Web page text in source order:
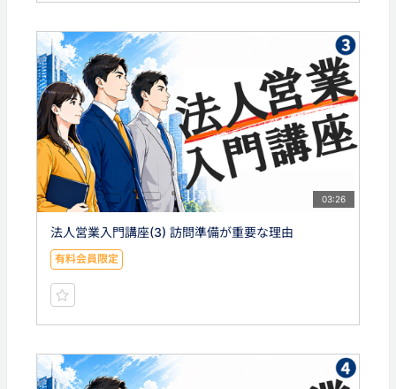
03:26
法人営業入門講座(3) 訪問準備が重要な理由
有料会員限定